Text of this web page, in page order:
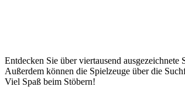
Entdecken Sie über viertausend
Außerdem können die Spielzeuge über die
Viel Spaß beim Stöbern!